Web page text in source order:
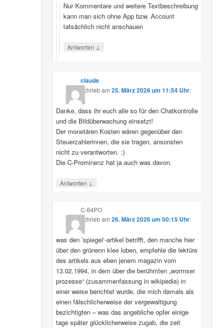
Nur Kommentare und weitere Textbeschreibung
kann man sich ohne App bzw. Account
tatsächlich nicht anschauen
Antworten ↓
claude
schriebam 25. März 2026 um 11:54 Uhr:
Danke, dass ihr euch alle so für den Chatkontrolle
und die Bildüberwachung einsetzt!
Der monetären Kosten wären gegenüber den
Steuerzahlerinnen, die sie tragen, ansonsten
nicht zu verantworten. :)
Die C-Prominenz hat ja auch was davon.
Antworten ↓
C-64PO
schriebam 26. März 2026 um 00:15 Uhr:
was den ’spiegel‘-artikel betrifft, den manche hier
über den grünenn klee loben, empfehle die lektüre
des artikels aus eben jenem magazin vom
13.02.1994, in dem über die berühmten „wormser
prozesse“ (zusammenfassung in wikipedia) in
einer weise berichtet wurde, die mich damals als
einen fälschlicherweise der vergewaltigung
bezichtigten – was das angebliche opfer einige
tage später glücklicherweise zugab, die zeit